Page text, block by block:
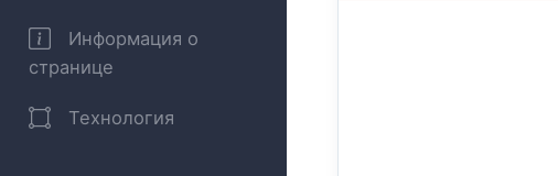
Информация о
странице
Технология